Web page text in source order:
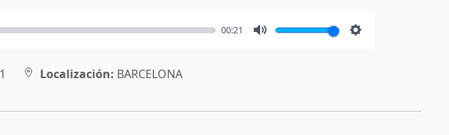
00:21
Localización: BARCELONA